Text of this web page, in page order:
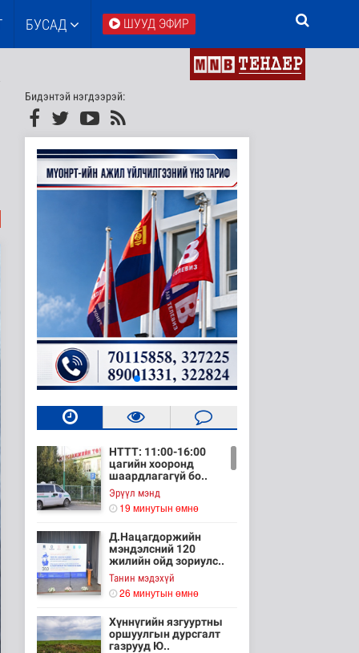
БУСАД ШУУД ЭФИР
Бидэнтэй нэгдээрэй:
НТТТ: 11:00-16:00
цагийн хооронд
шаардлагагүй бо..
Эрүүл мэнд
19 минутын өмнө
Д.Нацагдоржийн
мэндэлсний 120
жилийн ойд зориулс..
Танин мэдэхүй
26 минутын өмнө
Хүннүгийн язгууртны
оршуулгын дурсгалт
газрууд Ю..